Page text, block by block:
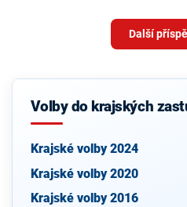
Další
Volby do krajských
Krajské volby 2024
Krajské volby 2020
Krajské volby 2016